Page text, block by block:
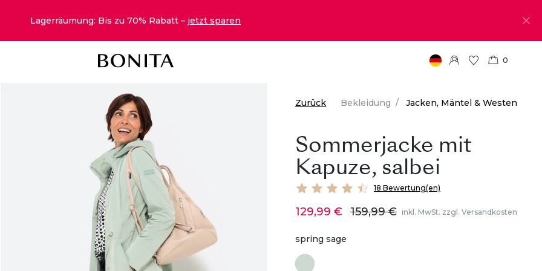
Lagerräumung: Bis zu 70% Rabatt – jetzt sparen
0
Zurück Bekleidung Jacken, Mäntel & Westen
Sommerjacke mit
Kapuze, salbei
18 Bewertung(en)
129,99 € 159,99 € inkl. MwSt. zzgl. Versandkosten
spring sage